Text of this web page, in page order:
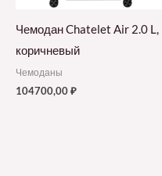
Чемодан Chatelet Air 2.0 L,
коричневый
Чемоданы
104700,00₽